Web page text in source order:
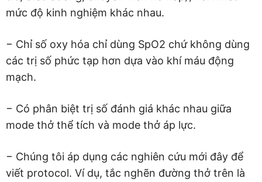
mức độ kinh nghiệm khác nhau.
− Chỉ số oxy hóa chỉ dùng SpO2 chứ không dùng
các trị số phức tạp hơn dựa vào khí máu động
mạch.
− Có phân biệt trị số đánh giá khác nhau giữa
mode thở thể tích và mode thở áp lực.
− Chúng tôi áp dụng các nghiên cứu mới đây để
viết protocol. Ví dụ, tắc nghẽn đường thở trên là